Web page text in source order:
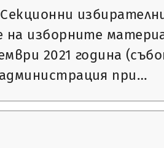
на изборните
2021 година
при…